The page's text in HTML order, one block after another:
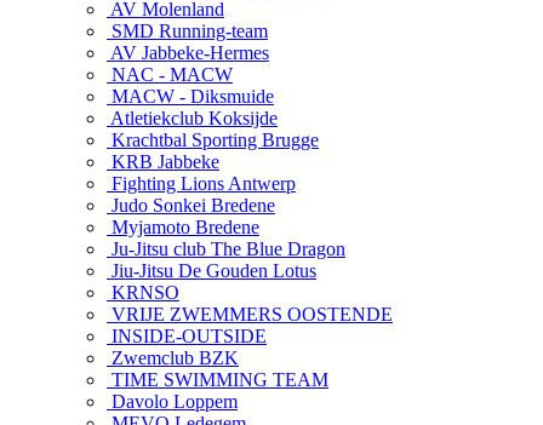
AV Molenland
SMD Running-team
AV Jabbeke-Hermes
NAC - MACW
MACW - Diksmuide
Atletiekclub Koksijde
Krachtbal Sporting Brugge
KRB Jabbeke
Fighting Lions Antwerp
Judo Sonkei Bredene
Myjamoto Bredene
Ju-Jitsu club The Blue Dragon
Jiu-Jitsu De Gouden Lotus
KRNSO
VRIJE ZWEMMERS OOSTENDE
INSIDE-OUTSIDE
Zwemclub BZK
TIME SWIMMING TEAM
Davolo Loppem